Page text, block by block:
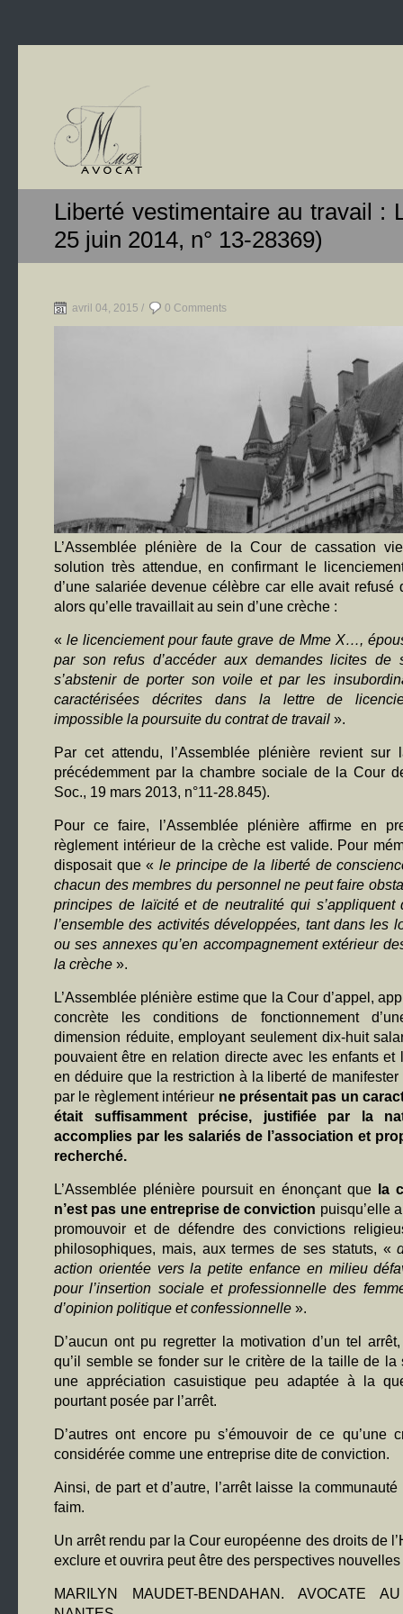
Liberté vestimentaire au travail :
25 juin 2014, n° 13-28369)
avril 04, 2015 / 0 Comments
L’Assemblée plénière de la Cour de cassation
solution très attendue, en confirmant le
d’une salariée devenue célèbre car elle avait refusé
alors qu’elle travaillait au sein d’une crèche :
«le licenciement pour faute grave de Mme X…,
par son refus d’accéder aux demandes licites de
s’abstenir de porter son voile et par les
caractérisées décrites dans la lettre de
impossible la poursuite du contrat de travail ».
Par cet attendu, l’Assemblée plénière revient sur
précédemment par la chambre sociale de la Cour
Soc., 19 mars 2013, n°11-28.845).
Pour ce faire, l’Assemblée plénière affirme en
règlement intérieur de la crèche est valide. Pour
disposait que «le principe de la liberté de
chacun des membres du personnel ne peut faire
principes de laïcité et de neutralité qui s’appliquent
l’ensemble des activités développées, tant dans les
ou ses annexes qu’en accompagnement extérieur
la crèche ».
L’Assemblée plénière estime que la Cour d’appel,
concrète les conditions de fonctionnement
dimension réduite, employant seulement dix-huit
pouvaient être en relation directe avec les enfants et
en déduire que la restriction à la liberté de
par le règlement intérieur ne présentait pas un
était suffisamment précise, justifiée par la
accomplies par les salariés de l’association et
recherché.
L’Assemblée plénière poursuit en énonçant que
la
n’est pas une entreprise de conviction puisqu’elle
promouvoir et de défendre des convictions
philosophiques, mais, aux termes de ses statuts, «
action orientée vers la petite enfance en milieu
pour l’insertion sociale et professionnelle des
d’opinion politique et confessionnelle ».
D’aucun ont pu regretter la motivation d’un tel
qu’il semble se fonder sur le critère de la taille de la
une appréciation casuistique peu adaptée à la
pourtant posée par l’arrêt.
D’autres ont encore pu s’émouvoir de ce qu’une
considérée comme une entreprise dite de conviction.
Ainsi, de part et d’autre, l’arrêt laisse la
faim.
Un arrêt rendu par la Cour européenne des droits de
exclure et ouvrira peut être des perspectives
MARILYN MAUDET-BENDAHAN. AVOCATE